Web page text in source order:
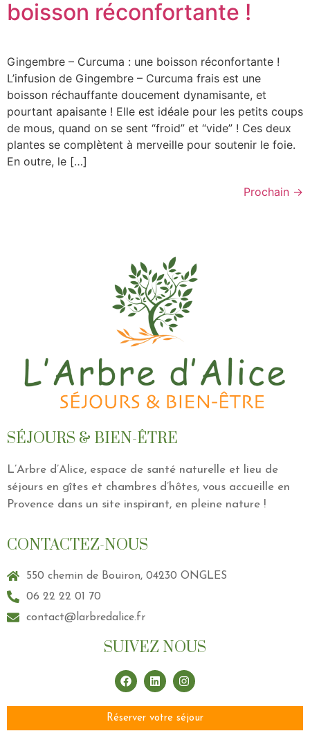
boisson réconfortante !
Gingembre – Curcuma : une boisson réconfortante !
L’infusion de Gingembre – Curcuma frais est une
boisson réchauffante doucement dynamisante, et
pourtant apaisante ! Elle est idéale pour les petits coups
de mous, quand on se sent “froid” et “vide” ! Ces deux
plantes se complètent à merveille pour soutenir le foie.
En outre, le […]
Prochain →
SÉJOURS & BIEN-ÊTRE
L’Arbre d’Alice, espace de santé naturelle et lieu de
séjours en gîtes et chambres d’hôtes, vous accueille en
Provence dans un site inspirant, en pleine nature !
CONTACTEZ-NOUS
550 chemin de Bouiron, 04230 ONGLES
06 22 22 01 70
contact@larbredalice.fr
SUIVEZ NOUS
Réserver votre séjour